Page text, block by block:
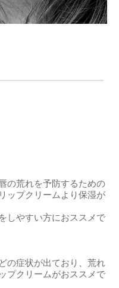
の荒れを予防するための
ップクリームより保湿が
しやすい方におススメで
の症状が出ており、荒れ
プクリームがおススメで